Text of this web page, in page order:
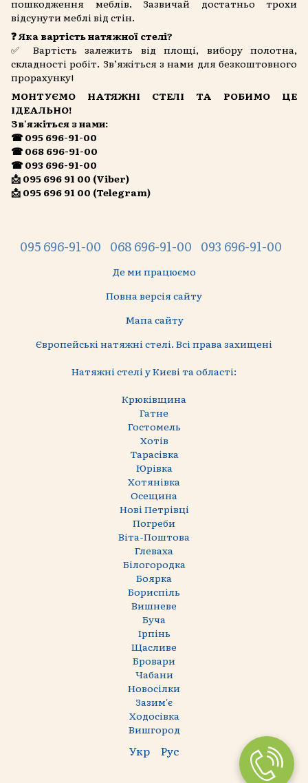
пошкодження меблів. Зазвичай достатньо трохи
відсунути меблі від стін.
❓ Яка вартість натяжної стелі?
✅ Вартість залежить від площі, вибору полотна,
складності робіт. Зв’яжіться з нами для безкоштовного
прорахунку!
МОНТУЄМО НАТЯЖНІ СТЕЛІ ТА РОБИМО ЦЕ
ІДЕАЛЬНО!
Зв'яжіться з нами:
☎ 095 696-91-00
☎ 068 696-91-00
☎ 093 696-91-00
📩 095 696 91 00 (Viber)
📩 095 696 91 00 (Telegram)
095 696-91-00 068 696-91-00 093 696-91-00
Де ми працюємо
Повна версія сайту
Мапа сайту
Європейські натяжні стелі. Всі права захищені
Натяжні стелі у Києві та області:
Крюківщина
Гатне
Гостомель
Хотів
Тарасівка
Юрівка
Хотянівка
Осещина
Нові Петрівці
Погреби
Віта-Поштова
Глеваха
Білогородка
Боярка
Бориспіль
Вишневе
Буча
Ірпінь
Щасливе
Бровари
Чабани
Новосілки
Зазим'є
Ходосівка
Вишгород
Укр Рус